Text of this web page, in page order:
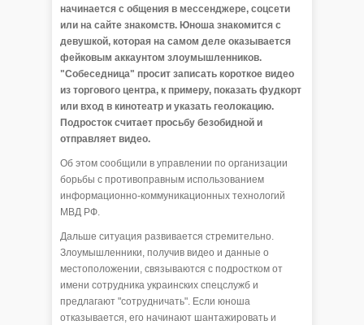
начинается с общения в мессенджере, соцсети
или на сайте знакомств. Юноша знакомится с
девушкой, которая на самом деле оказывается
фейковым аккаунтом злоумышленников.
"Собеседница" просит записать короткое видео
из торгового центра, к примеру, показать фудкорт
или вход в кинотеатр и указать геолокацию.
Подросток считает просьбу безобидной и
отправляет видео.
Об этом сообщили в управлении по организации
борьбы с противоправным использованием
информационно‑коммуникационных технологий
МВД РФ.
Дальше ситуация развивается стремительно.
Злоумышленники, получив видео и данные о
местоположении, связываются с подростком от
имени сотрудника украинских спецслужб и
предлагают "сотрудничать". Если юноша
отказывается, его начинают шантажировать и